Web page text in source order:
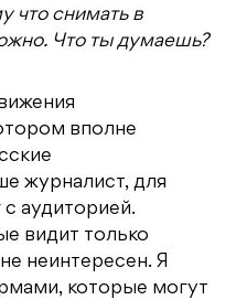
что снимать в
Что ты думаешь?
вполне
журналист, для
аудиторией.
видит только
неинтересен. Я
которые могут